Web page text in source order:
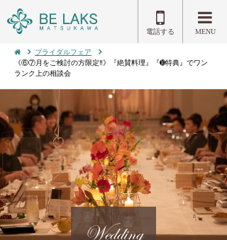
電話する MENU
ブライダルフェア
《⑥⑦月をご検討の方限定‼️》『絶賛料理』『➓特典』でワン
ランク上の相談会
Wedding